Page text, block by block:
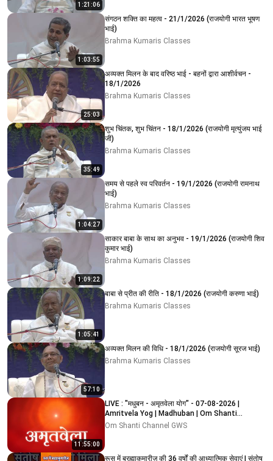
1:21:06
1:03:55
संगठन शक्ति का महत्व - 21/1/2026 (राजयोगी भारत भूषण
भाई)
Brahma Kumaris Classes
25:03
अव्यक्त मिलन के बाद वरिष्ठ भाई - बहनों द्वारा आशीर्वचन -
18/1/2026
Brahma Kumaris Classes
35:49
शुभ चिंतक, शुभ चिंतन - 18/1/2026 (राजयोगी मृत्युंजय भाई
जी)
Brahma Kumaris Classes
1:04:27
समय से पहले स्व परिवर्तन - 19/1/2026 (राजयोगी रामनाथ
भाई)
Brahma Kumaris Classes
1:09:22
साकार बाबा के साथ का अनुभव - 19/1/2026 (राजयोगी शिव
कुमार भाई)
Brahma Kumaris Classes
1:05:41
बाबा से प्रीत की रीति - 18/1/2026 (राजयोगी करुणा भाई)
Brahma Kumaris Classes
57:10
अव्यक्त मिलन की विधि - 18/1/2026 (राजयोगी सूरज भाई)
Brahma Kumaris Classes
11:55:00
LIVE : "मधुबन - अमृतवेला योग" - 07-08-2026 |
Amritvela Yog | Madhuban | Om Shanti
Channel
Om Shanti Channel GWS
रूस में ब्रह्माकुमारीज़ की 36 वर्षों की आध्यात्मिक सेवाएं | संतोष